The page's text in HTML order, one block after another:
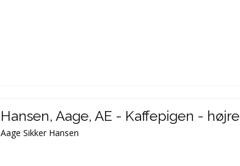
Hansen, Aage, AE - Kaffepigen - højre
Aage Sikker Hansen